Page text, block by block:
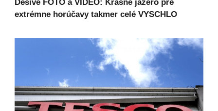
Desivé FOTO a VIDEO: Krásne jazero pre
extrémne horúčavy takmer celé VYSCHLO